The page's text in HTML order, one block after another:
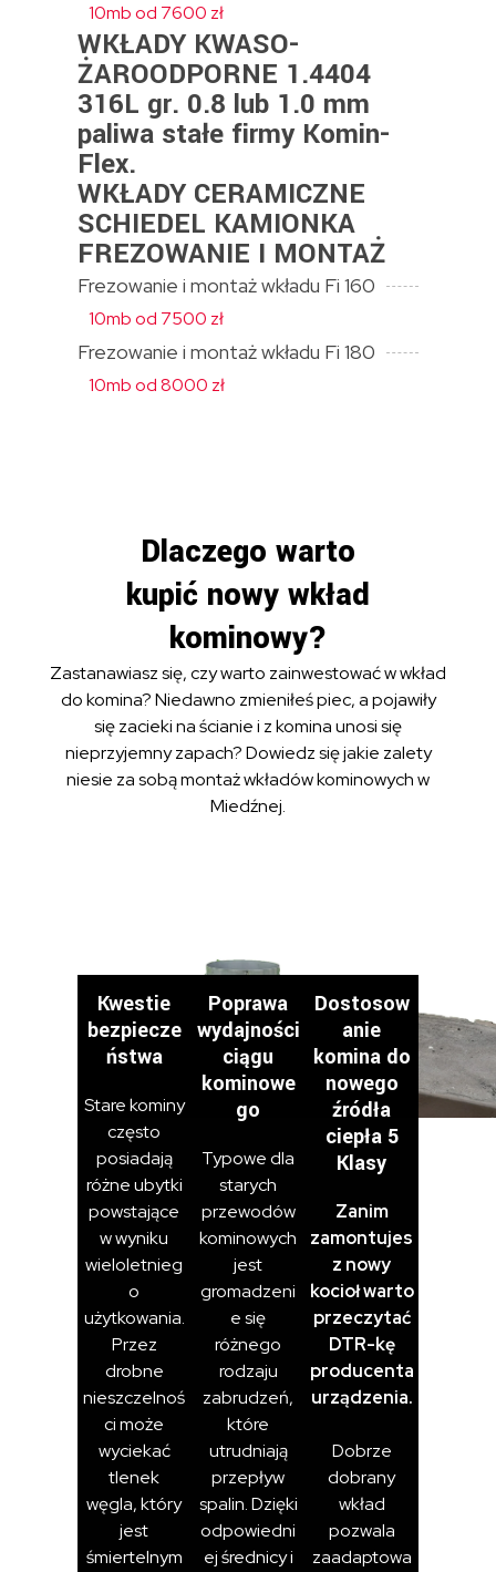
10mb od 7600 zł
WKŁADY KWASO-
ŻAROODPORNE 1.4404
316L gr. 0.8 lub 1.0 mm
paliwa stałe firmy Komin-
Flex.
WKŁADY CERAMICZNE
SCHIEDEL KAMIONKA
FREZOWANIE I MONTAŻ
Frezowanie i montaż wkładu Fi 160
10mb od 7500 zł
Frezowanie i montaż wkładu Fi 180
10mb od 8000 zł
Dlaczego warto
kupić nowy wkład
kominowy?
Zastanawiasz się, czy warto zainwestować w wkład
do komina? Niedawno zmieniłeś piec, a pojawiły
się zacieki na ścianie i z komina unosi się
nieprzyjemny zapach? Dowiedz się jakie zalety
niesie za sobą montaż wkładów kominowych w
Miedźnej.
Kwestie
bezpiecze
ństwa
Stare kominy
często
posiadają
różne ubytki
powstające
w wyniku
wieloletnieg
o
użytkowania.
Przez
drobne
nieszczelnoś
ci może
wyciekać
tlenek
węgla, który
jest
śmiertelnym
Poprawa
wydajności
ciągu
kominowe
go
Typowe dla
starych
przewodów
kominowych
jest
gromadzeni
e się
różnego
rodzaju
zabrudzeń,
które
utrudniają
przepływ
spalin. Dzięki
odpowiedni
ej średnicy i
Dostosow
anie
komina do
nowego
źródła
ciepła 5
Klasy
Zanim
zamontujes
z nowy
kocioł warto
przeczytać
DTR-kę
producenta
urządzenia.
Dobrze
dobrany
wkład
pozwala
zaadaptowa